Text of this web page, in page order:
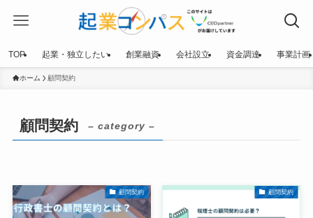
TOP 起業・独立したい 創業融資 会社設立 資金調達 事業計画
ホーム 顧問契約
顧問契約 – category –
顧問契約 顧問契約